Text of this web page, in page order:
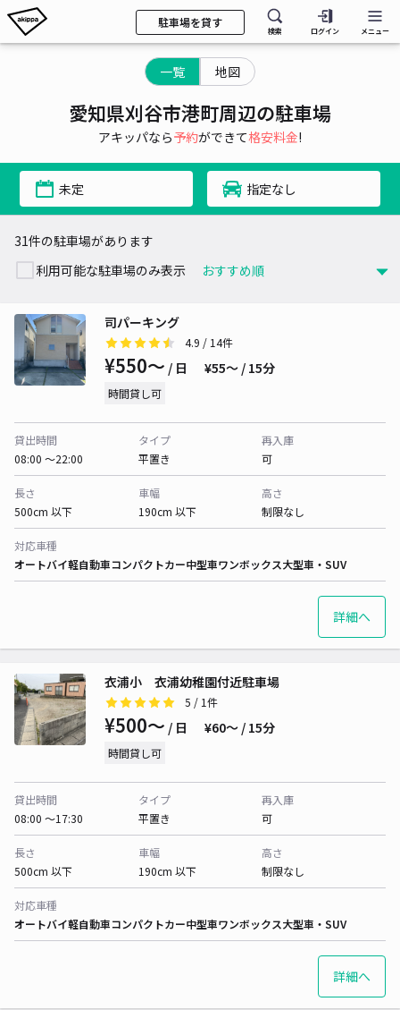
駐車場を貸す
検索 ログイン メニュー
一覧 地図
愛知県刈谷市港町周辺の駐車場
アキッパなら予約ができて格安料金!
未定 指定なし
31件の駐車場があります
利用可能な駐車場のみ表示
司パーキング
4.9 / 14件
¥550〜 / 日 ¥55〜 / 15分
時間貸し可
貸出時間
08:00 〜22:00
タイプ
平置き
再入庫
可
長さ
500cm 以下
車幅
190cm 以下
高さ
制限なし
対応車種
オートバイ軽自動車コンパクトカー中型車ワンボックス大型車・SUV
詳細へ
衣浦小 衣浦幼稚園付近駐車場
5 / 1件
¥500〜 / 日 ¥60〜 / 15分
時間貸し可
貸出時間
08:00 〜17:30
タイプ
平置き
再入庫
可
長さ
500cm 以下
車幅
190cm 以下
高さ
制限なし
対応車種
オートバイ軽自動車コンパクトカー中型車ワンボックス大型車・SUV
詳細へ